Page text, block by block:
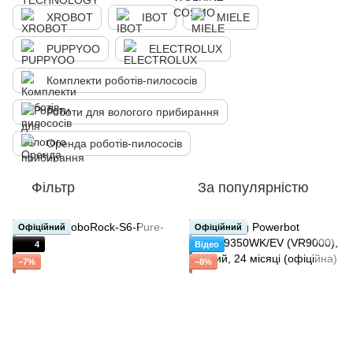
XROBOT IBOT MIELE
PUPPYOO ELECTROLUX
Комплекти роботів-пилососів
Роботи для вологого прибирання
Оренда роботів-пилососів
Фільтр За популярністю
Офіційний
4
−7%
Офіційний
Відео
−8%